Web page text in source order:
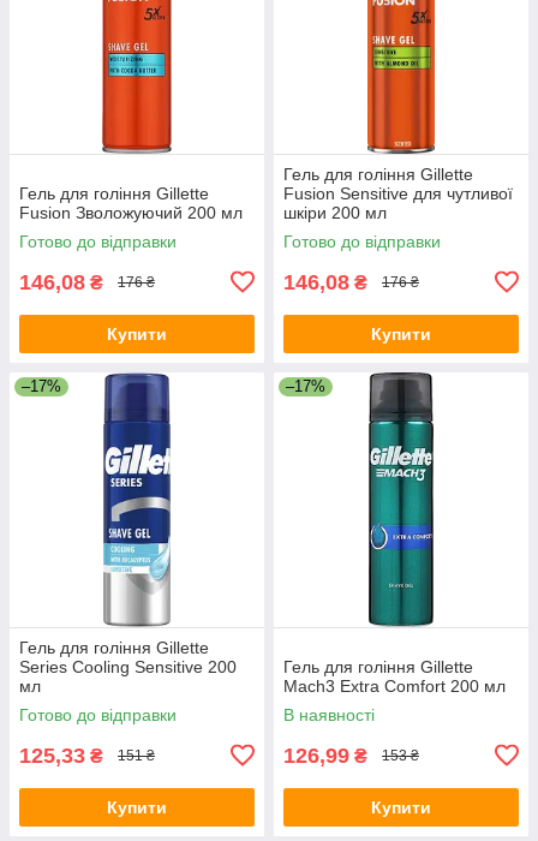
Гель для гоління Gillette
Fusion Зволожуючий 200 мл
Готово до відправки
146,08 ₴ 176 ₴
Купити
Гель для гоління Gillette
Fusion Sensitive для чутливої
шкіри 200 мл
Готово до відправки
146,08 ₴ 176 ₴
Купити
–17%
Гель для гоління Gillette
Series Cooling Sensitive 200
мл
Готово до відправки
125,33 ₴ 151 ₴
Купити
–17%
Гель для гоління Gillette
Mach3 Extra Comfort 200 мл
В наявності
126,99 ₴ 153 ₴
Купити